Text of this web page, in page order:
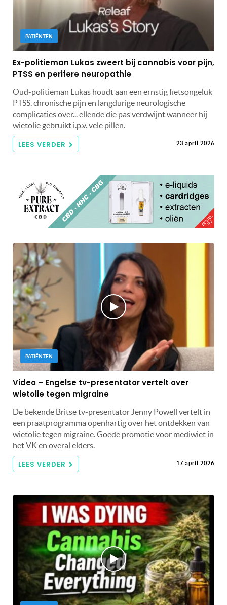
PATIËNTEN
Ex-politieman Lukas zweert bij cannabis voor pijn,
PTSS en perifere neuropathie
Oud-politieman Lukas houdt aan een ernstig fietsongeluk
PTSS, chronische pijn en langdurige neurologische
complicaties over... ellende die pas verdwijnt wanneer hij
wietolie gebruikt i.p.v. vele pillen.
LEES VERDER 23 april 2026
PATIËNTEN
Video – Engelse tv-presentator vertelt over
wietolie tegen migraine
De bekende Britse tv-presentator Jenny Powell vertelt in
een praatprogramma openhartig over het ontdekken van
wietolie tegen migraine. Goede promotie voor mediwiet in
het VK en overal elders.
LEES VERDER 17 april 2026